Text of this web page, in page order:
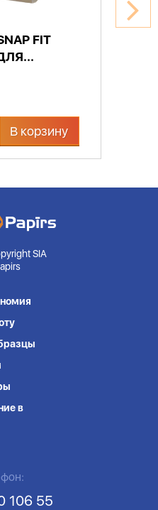
FIT
В корзину
SIA
в
106 55